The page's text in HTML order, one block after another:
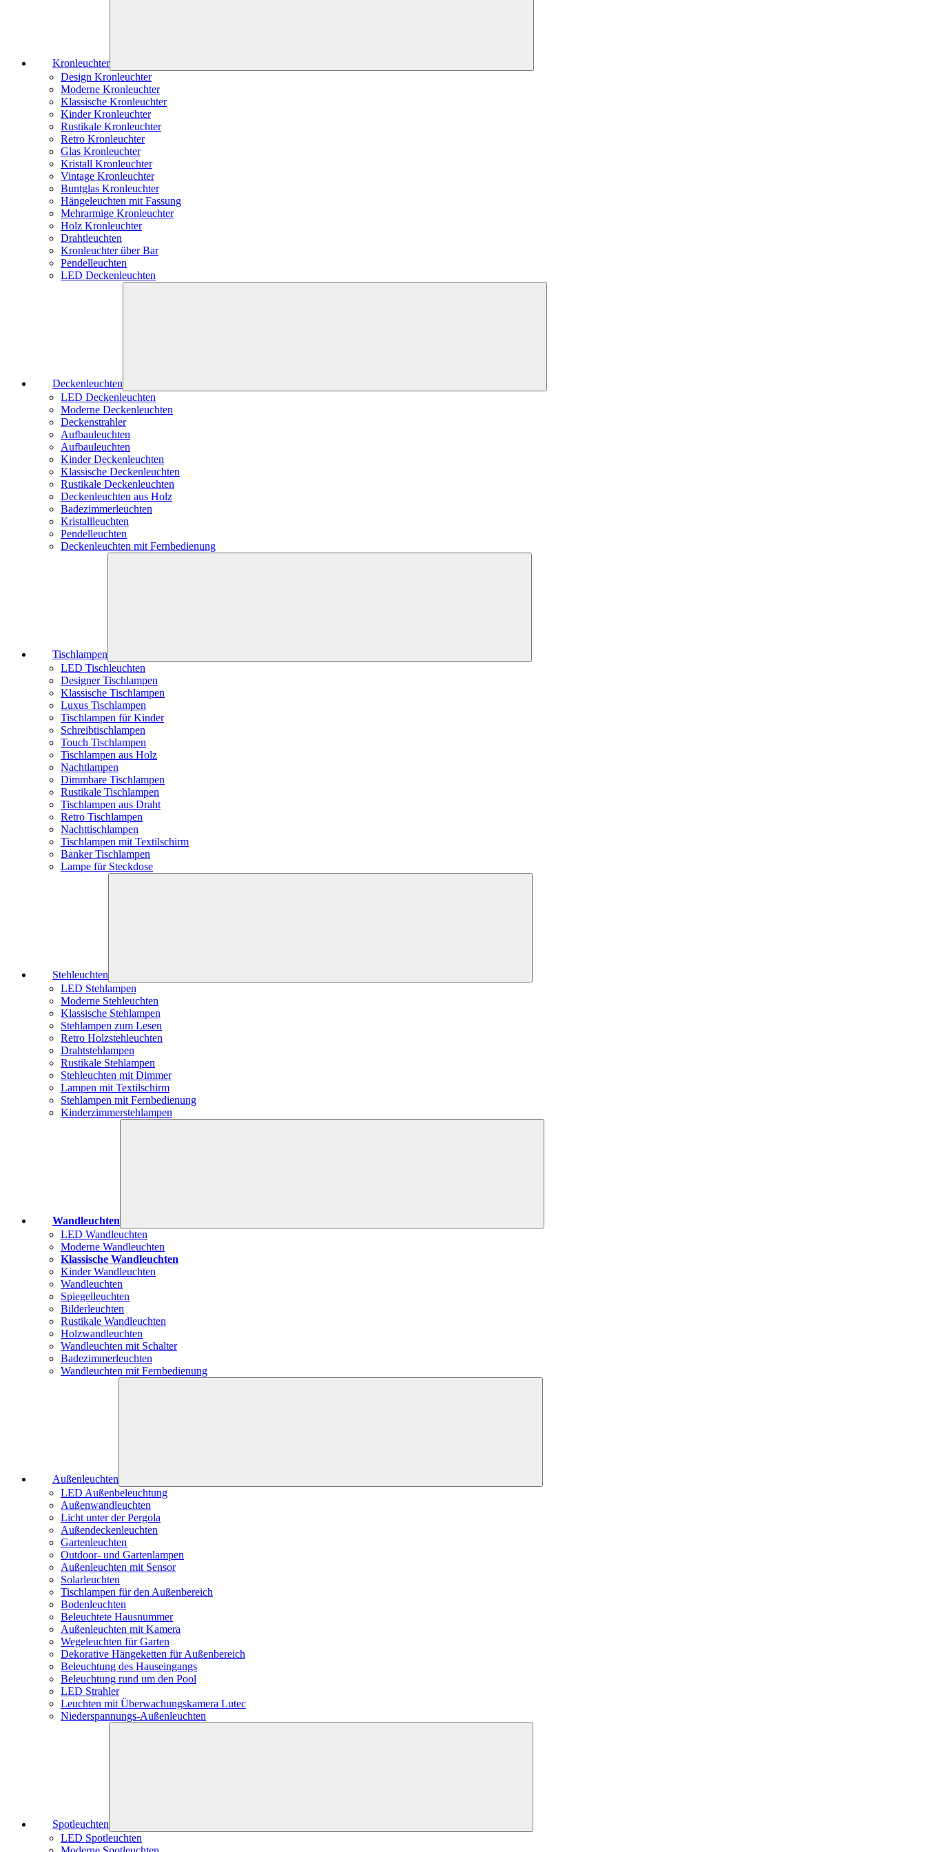
Kronleuchter
Design Kronleuchter
Moderne Kronleuchter
Klassische Kronleuchter
Kinder Kronleuchter
Rustikale Kronleuchter
Retro Kronleuchter
Glas Kronleuchter
Kristall Kronleuchter
Vintage Kronleuchter
Buntglas Kronleuchter
Hängeleuchten mit Fassung
Mehrarmige Kronleuchter
Holz Kronleuchter
Drahtleuchten
Kronleuchter über Bar
Pendelleuchten
LED Deckenleuchten
Deckenleuchten
LED Deckenleuchten
Moderne Deckenleuchten
Deckenstrahler
Aufbauleuchten
Aufbauleuchten
Kinder Deckenleuchten
Klassische Deckenleuchten
Rustikale Deckenleuchten
Deckenleuchten aus Holz
Badezimmerleuchten
Kristallleuchten
Pendelleuchten
Deckenleuchten mit Fernbedienung
Tischlampen
LED Tischleuchten
Designer Tischlampen
Klassische Tischlampen
Luxus Tischlampen
Tischlampen für Kinder
Schreibtischlampen
Touch Tischlampen
Tischlampen aus Holz
Nachtlampen
Dimmbare Tischlampen
Rustikale Tischlampen
Tischlampen aus Draht
Retro Tischlampen
Nachttischlampen
Tischlampen mit Textilschirm
Banker Tischlampen
Lampe für Steckdose
Stehleuchten
LED Stehlampen
Moderne Stehleuchten
Klassische Stehlampen
Stehlampen zum Lesen
Retro Holzstehleuchten
Drahtstehlampen
Rustikale Stehlampen
Stehleuchten mit Dimmer
Lampen mit Textilschirm
Stehlampen mit Fernbedienung
Kinderzimmerstehlampen
Wandleuchten
LED Wandleuchten
Moderne Wandleuchten
Klassische Wandleuchten
Kinder Wandleuchten
Wandleuchten
Spiegelleuchten
Bilderleuchten
Rustikale Wandleuchten
Holzwandleuchten
Wandleuchten mit Schalter
Badezimmerleuchten
Wandleuchten mit Fernbedienung
Außenleuchten
LED Außenbeleuchtung
Außenwandleuchten
Licht unter der Pergola
Außendeckenleuchten
Gartenleuchten
Outdoor- und Gartenlampen
Außenleuchten mit Sensor
Solarleuchten
Tischlampen für den Außenbereich
Bodenleuchten
Beleuchtete Hausnummer
Außenleuchten mit Kamera
Wegeleuchten für Garten
Dekorative Hängeketten für Außenbereich
Beleuchtung des Hauseingangs
Beleuchtung rund um den Pool
LED Strahler
Leuchten mit Überwachungskamera Lutec
Niederspannungs-Außenleuchten
Spotleuchten
LED Spotleuchten